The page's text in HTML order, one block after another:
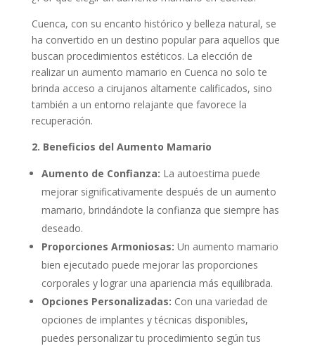
Cuenca, con su encanto histórico y belleza natural, se
ha convertido en un destino popular para aquellos que
buscan procedimientos estéticos. La elección de
realizar un aumento mamario en Cuenca no solo te
brinda acceso a cirujanos altamente calificados, sino
también a un entorno relajante que favorece la
recuperación.
2. Beneficios del Aumento Mamario
Aumento de Confianza: La autoestima puede
mejorar significativamente después de un aumento
mamario, brindándote la confianza que siempre has
deseado.
Proporciones Armoniosas: Un aumento mamario
bien ejecutado puede mejorar las proporciones
corporales y lograr una apariencia más equilibrada.
Opciones Personalizadas: Con una variedad de
opciones de implantes y técnicas disponibles,
puedes personalizar tu procedimiento según tus